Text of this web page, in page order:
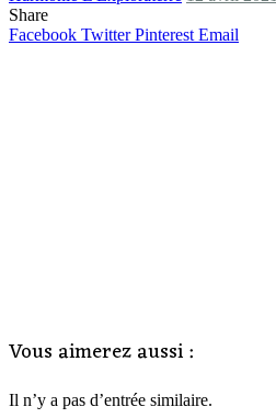
Share
Facebook Twitter Pinterest Email
Vous aimerez aussi :
Il n’y a pas d’entrée similaire.